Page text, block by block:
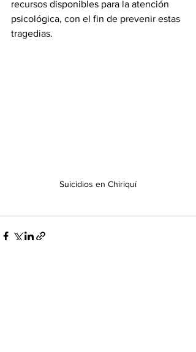
recursos disponibles para la atención
psicológica, con el fin de prevenir estas
tragedias.
Suicidios en Chiriquí